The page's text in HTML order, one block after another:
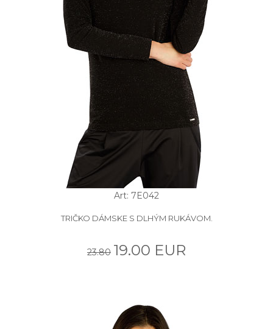
Art: 7E042
TRIČKO DÁMSKE S DLHÝM RUKÁVOM.
23.80 19.00 EUR